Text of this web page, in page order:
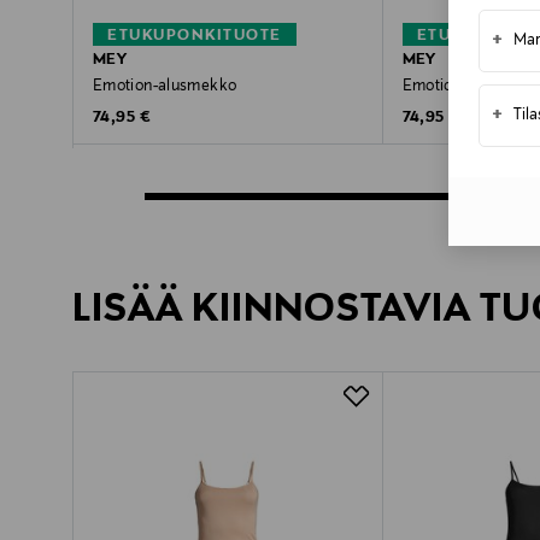
+
+
ETUKUPONKITUOTE
MEY
Emotion-alusmekko
Original Price
74,95 €
MEY
Emotion-
Original Price
74,95 €
LISÄÄ KIINNOSTAVIA